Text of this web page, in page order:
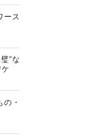
ース
”な
・